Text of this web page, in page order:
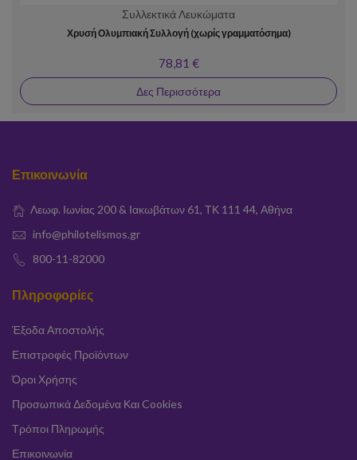
Συλλεκτικά Λευκώματα
Χρυσή Ολυμπιακή Συλλογή (χωρίς γραμματόσημα)
78,81 €
Δες Περισσότερα
Επικοινωνία
Λεωφ. Ιωνίας 200 & Ιακωβάτων 61, ΤΚ 111 44, Αθήνα
info@philotelismos.gr
800-11-82000
Πληροφορίες
Έξοδα Αποστολής
Επιστροφές Προϊόντων
Όροι Χρήσης
Προσωπικά Δεδομένα Και Cookies
Τρόποι Πληρωμής
Επικοινωνία